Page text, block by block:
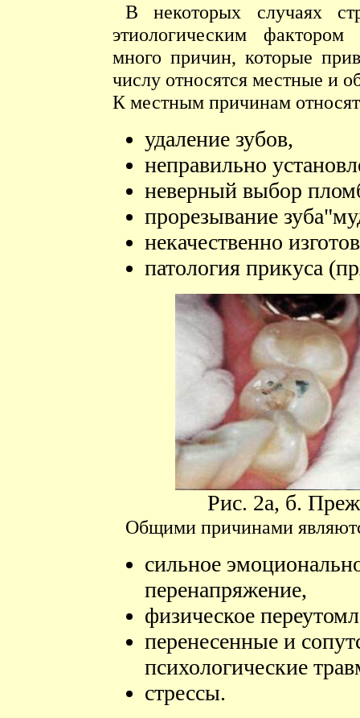
В некоторых случаях
этиологическим
много причин, которые
числу относятся местные и
К местным причинам
удаление зубов,
неправильно
неверный выбор
прорезывание
некачественно
патология прикуса
Рис. 2а, б.
Общими причинами
сильное
перенапряжение,
физическое
перенесенные и
психологические
стрессы.